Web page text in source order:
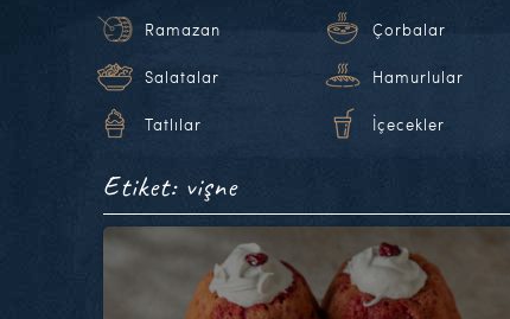
Ramazan Çorbalar
Salatalar Hamurlular
Tatlılar İçecekler
Etiket: vişne